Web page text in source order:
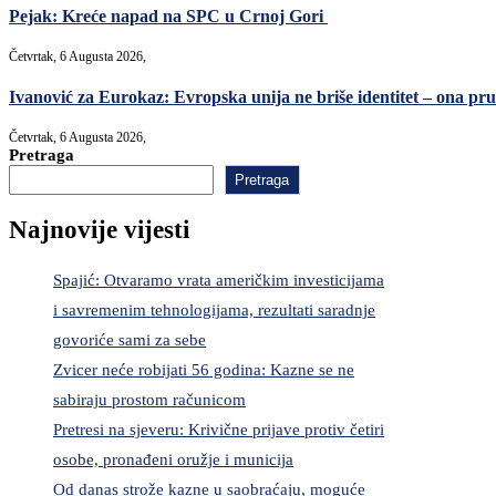
Pejak: Kreće napad na SPC u Crnoj Gori
Četvrtak, 6 Augusta 2026,
Ivanović za Eurokaz: Evropska unija ne briše identitet – ona
Četvrtak, 6 Augusta 2026,
Pretraga
Pretraga
Najnovije vijesti
Spajić: Otvaramo vrata američkim investicijama
i savremenim tehnologijama, rezultati saradnje
govoriće sami za sebe
Zvicer neće robijati 56 godina: Kazne se ne
sabiraju prostom računicom
Pretresi na sjeveru: Krivične prijave protiv četiri
osobe, pronađeni oružje i municija
Od danas strože kazne u saobraćaju, moguće